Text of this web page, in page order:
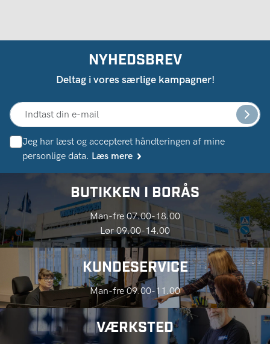
NYHEDSBREV
Deltag i vores særlige kampagner!
Jeg har læst og accepteret håndteringen af ​​mine
personlige data. Læs mere
BUTIKKEN I BORÅS
Man-fre 07.00-18.00
Lør 09.00-14.00
KUNDESERVICE
Man-fre 09.00-11.00
VÆRKSTED